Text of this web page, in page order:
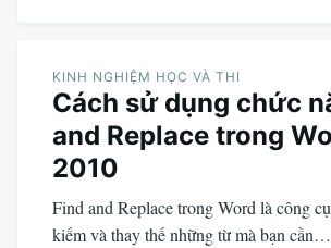
KINH NGHIỆM HỌC VÀ THI
Cách sử dụng chức
and Replace trong
2010
Find and Replace trong Word là công
kiếm và thay thế những từ mà bạn cần…